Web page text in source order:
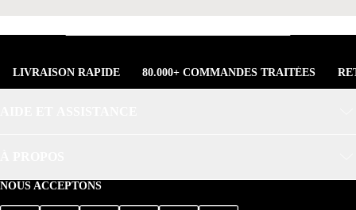
LIVRAISON RAPIDE 80.000+ COMMANDES TRAITÉES
NOUS ACCEPTONS